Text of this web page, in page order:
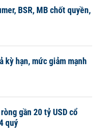
BSR, MB chốt quyền,
kỳ hạn, mức giảm mạnh
gần 20 tỷ USD cổ
quý